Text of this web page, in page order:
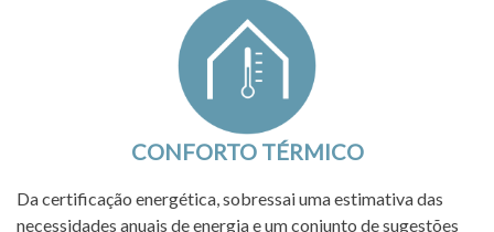
CONFORTO TÉRMICO
Da certificação energética, sobressai uma estimativa das
necessidades anuais de energia e um conjunto de sugestões